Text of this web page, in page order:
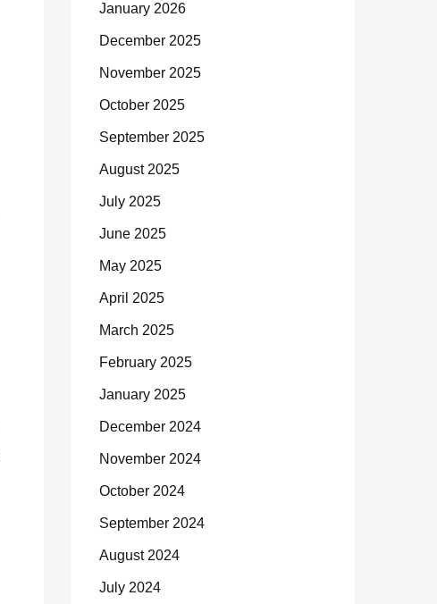
January 2026
December 2025
November 2025
October 2025
September 2025
August 2025
July 2025
June 2025
May 2025
April 2025
March 2025
February 2025
January 2025
December 2024
November 2024
October 2024
September 2024
August 2024
July 2024